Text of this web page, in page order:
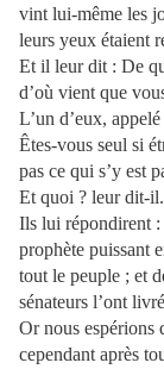
vint lui-même les
leurs yeux étaient
Et il leur dit : De
d’où vient que
L’un d’eux,
Êtes-vous seul si
pas ce qui s’y est
Et quoi ? leur dit-il.
Ils lui répondirent :
prophète puissant
tout le peuple ; et
sénateurs l’ont
Or nous espérions
cependant après